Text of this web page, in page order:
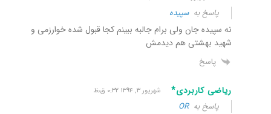
پاسخ بهسپیده
نه سپیده جان ولی برام جالبه ببینم کجا قبول شده خوارزمی و
شهید بهشتی هم دیدمش
پاسخ
ریاضی کاربردی* شهریور ۳, ۱۳۹۴ ۰:۳۲ ق٫ظ
پاسخ بهOR